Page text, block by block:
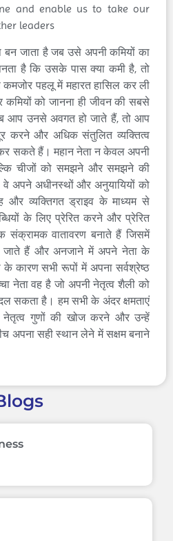
and enable us to take our
leaders
बन जाता है जब उसे अपनी कमियों का
है कि उसके पास क्या कमी है, तो
पहलू में महारत हासिल कर ली
को जानना ही जीवन की सबसे
आप उनसे अवगत हो जाते हैं, तो आप
करने और अधिक संतुलित व्यक्तित्व
कर सकते हैं। महान नेता न केवल अपनी
चीजों को समझने और समझने की
वे अपने अधीनस्थों और अनुयायियों को
और व्यक्तिगत ड्राइव के माध्यम से
के लिए प्रेरित करने और प्रेरित
संक्रामक वातावरण बनाते हैं जिसमें
जाते हैं और अनजाने में अपने नेता के
के कारण सभी रूपों में अपना सर्वश्रेष्ठ
नेता वह है जो अपनी नेतृत्व शैली को
सकता है। हम सभी के अंदर क्षमताएं
गुणों की खोज करने और उन्हें
सही स्थान लेने में सक्षम बनाने